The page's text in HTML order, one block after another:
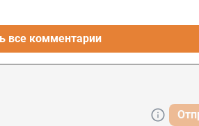
все комментарии